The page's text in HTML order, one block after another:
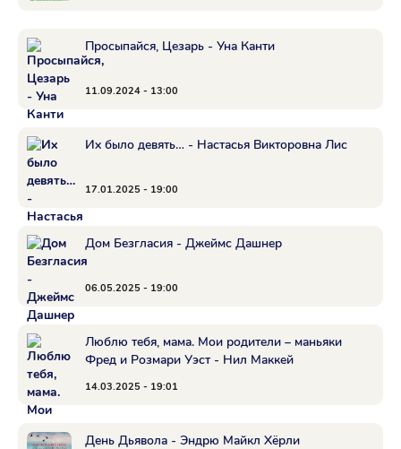
Просыпайся, Цезарь - Уна Канти
11.09.2024 - 13:00
Их было девять… - Настасья Викторовна Лис
17.01.2025 - 19:00
Дом Безгласия - Джеймс Дашнер
06.05.2025 - 19:00
Люблю тебя, мама. Мои родители – маньяки
Фред и Розмари Уэст - Нил Маккей
14.03.2025 - 19:01
День Дьявола - Эндрю Майкл Хёрли